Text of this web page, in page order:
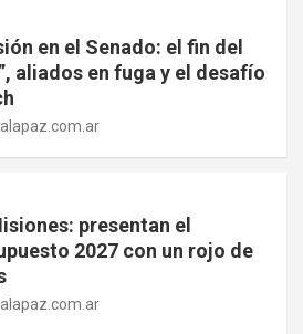
en el Senado: el fin del
aliados en fuga y el desafío
presentan el
2027 con un rojo de